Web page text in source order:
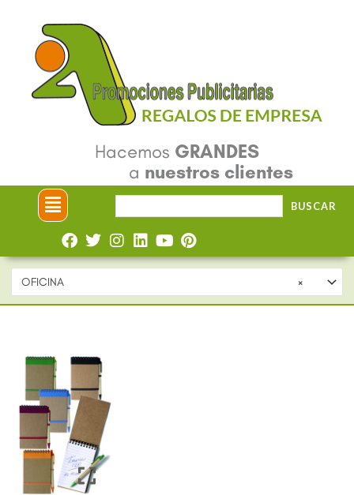
contenido
Hacemos GRANDES
a nuestros clientes
Menú BUSCAR
×
OFICINA